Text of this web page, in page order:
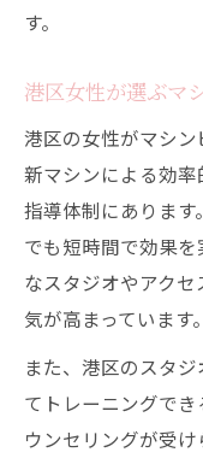
す。
港区女性が選ぶマ
港区の女性がマシ
新マシンによる効
指導体制にありま
でも短時間で効果
なスタジオやアク
気が高まっています。
また、港区のスタ
てトレーニングで
ウンセリングが受